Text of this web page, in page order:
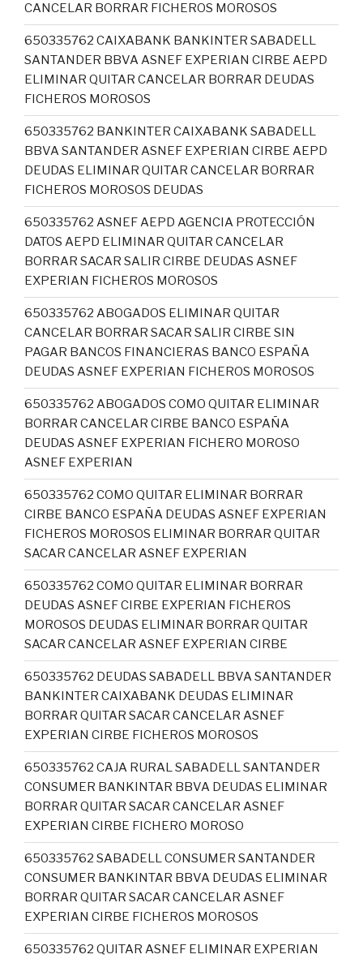
CANCELAR BORRAR FICHEROS MOROSOS
650335762 CAIXABANK BANKINTER SABADELL
SANTANDER BBVA ASNEF EXPERIAN CIRBE AEPD
ELIMINAR QUITAR CANCELAR BORRAR DEUDAS
FICHEROS MOROSOS
650335762 BANKINTER CAIXABANK SABADELL
BBVA SANTANDER ASNEF EXPERIAN CIRBE AEPD
DEUDAS ELIMINAR QUITAR CANCELAR BORRAR
FICHEROS MOROSOS DEUDAS
650335762 ASNEF AEPD AGENCIA PROTECCIÓN
DATOS AEPD ELIMINAR QUITAR CANCELAR
BORRAR SACAR SALIR CIRBE DEUDAS ASNEF
EXPERIAN FICHEROS MOROSOS
650335762 ABOGADOS ELIMINAR QUITAR
CANCELAR BORRAR SACAR SALIR CIRBE SIN
PAGAR BANCOS FINANCIERAS BANCO ESPAÑA
DEUDAS ASNEF EXPERIAN FICHEROS MOROSOS
650335762 ABOGADOS COMO QUITAR ELIMINAR
BORRAR CANCELAR CIRBE BANCO ESPAÑA
DEUDAS ASNEF EXPERIAN FICHERO MOROSO
ASNEF EXPERIAN
650335762 COMO QUITAR ELIMINAR BORRAR
CIRBE BANCO ESPAÑA DEUDAS ASNEF EXPERIAN
FICHEROS MOROSOS ELIMINAR BORRAR QUITAR
SACAR CANCELAR ASNEF EXPERIAN
650335762 COMO QUITAR ELIMINAR BORRAR
DEUDAS ASNEF CIRBE EXPERIAN FICHEROS
MOROSOS DEUDAS ELIMINAR BORRAR QUITAR
SACAR CANCELAR ASNEF EXPERIAN CIRBE
650335762 DEUDAS SABADELL BBVA SANTANDER
BANKINTER CAIXABANK DEUDAS ELIMINAR
BORRAR QUITAR SACAR CANCELAR ASNEF
EXPERIAN CIRBE FICHEROS MOROSOS
650335762 CAJA RURAL SABADELL SANTANDER
CONSUMER BANKINTAR BBVA DEUDAS ELIMINAR
BORRAR QUITAR SACAR CANCELAR ASNEF
EXPERIAN CIRBE FICHERO MOROSO
650335762 SABADELL CONSUMER SANTANDER
CONSUMER BANKINTAR BBVA DEUDAS ELIMINAR
BORRAR QUITAR SACAR CANCELAR ASNEF
EXPERIAN CIRBE FICHEROS MOROSOS
650335762 QUITAR ASNEF ELIMINAR EXPERIAN